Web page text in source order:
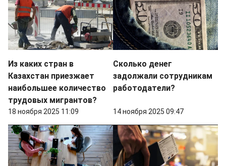
Из каких стран в
Казахстан приезжает
наибольшее количество
трудовых мигрантов?
18 ноября 2025 11:09
Сколько денег
задолжали сотрудникам
работодатели?
14 ноября 2025 09:47